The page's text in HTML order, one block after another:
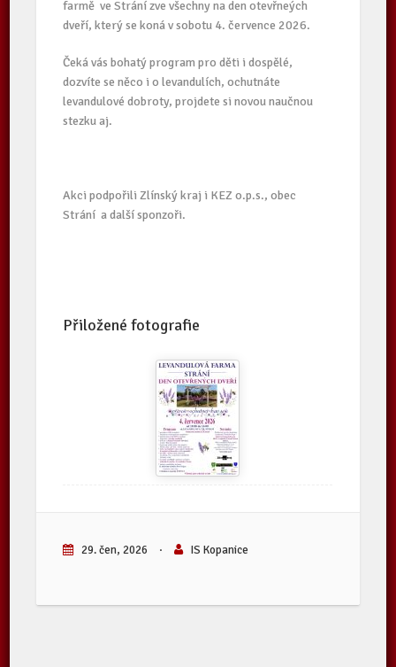
farmě ve Strání zve všechny na den otevřneých
dveří, který se koná v sobotu 4. července 2026.
Čeká vás bohatý program pro děti i dospělé,
dozvíte se něco i o levandulích, ochutnáte
levandulové dobroty, projdete si novou naučnou
stezku aj.
Akci podpořili Zlínský kraj i KEZ o.p.s., obec
Strání a další sponzoři.
Přiložené fotografie
29. čen, 2026 · IS Kopanice